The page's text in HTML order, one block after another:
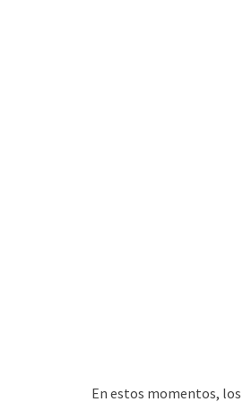
En estos momentos, los